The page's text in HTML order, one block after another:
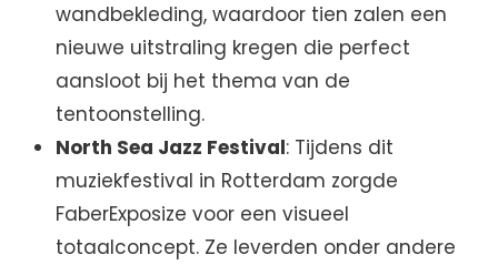
wandbekleding, waardoor tien zalen een
nieuwe uitstraling kregen die perfect
aansloot bij het thema van de
tentoonstelling.
North Sea Jazz Festival: Tijdens dit
muziekfestival in Rotterdam zorgde
FaberExposize voor een visueel
totaalconcept. Ze leverden onder andere